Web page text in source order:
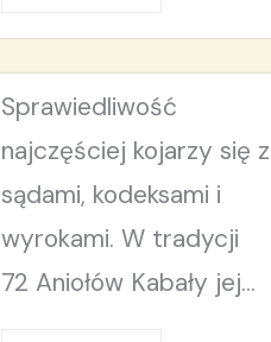
Sprawiedliwość
najczęściej kojarzy się z
sądami, kodeksami i
wyrokami. W tradycji
72 Aniołów Kabały jej...